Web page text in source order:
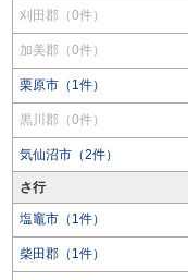
刈田郡（0件）
加美郡（0件）
栗原市（1件）
黒川郡（0件）
気仙沼市（2件）
さ行
塩竈市（1件）
柴田郡（1件）